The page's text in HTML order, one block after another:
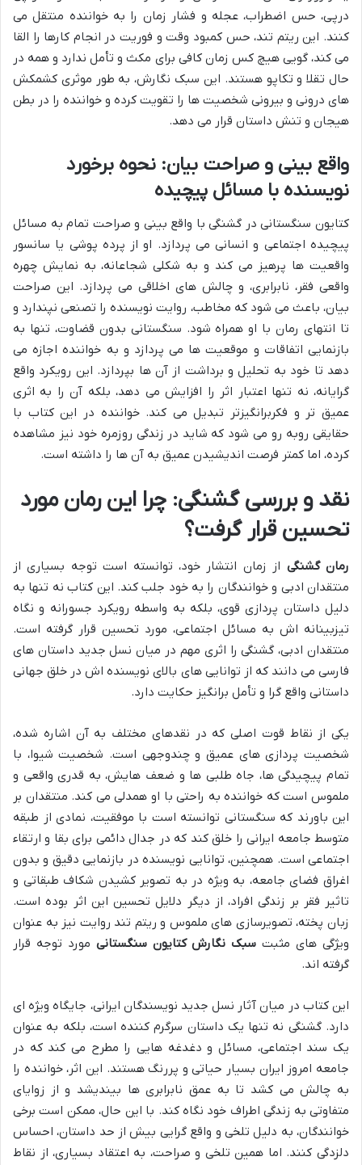
درپی، حس اضطراب، عجله و فشار زمان را به خواننده منتقل می
کنند. این ریتم تند، حس کمبود وقت و فوریت در انجام کارها را القا
می کند، گویی هیچ کس زمان کافی برای مکث و تأمل ندارد و همه در
حال تقلا و تکاپو هستند. این سبک نگارش، به طور موثری کشمکش
های درونی و بیرونی شخصیت ها را تقویت کرده و خواننده را در بطن
هیجان و تنش داستان قرار می دهد.
واقع بینی و صراحت بیان: نحوه برخورد
نویسنده با مسائل پیچیده
کتایون سنگستانی در گشنگی با واقع بینی و صراحت تمام به مسائل
پیچیده اجتماعی و انسانی می پردازد. او از پرده پوشی یا سانسور
واقعیت ها پرهیز می کند و به شکلی شجاعانه، به نمایش چهره
واقعی فقر، نابرابری، و چالش های اخلاقی می پردازد. این صراحت
بیان، باعث می شود که مخاطب، روایت نویسنده را تصنعی نپندارد و
تا انتهای رمان با او همراه شود. سنگستانی بدون قضاوت، تنها به
بازنمایی اتفاقات و موقعیت ها می پردازد و به خواننده اجازه می
دهد تا خود به تحلیل و برداشت از آن ها بپردازد. این رویکرد واقع
گرایانه، نه تنها اعتبار اثر را افزایش می دهد، بلکه آن را به اثری
عمیق تر و فکربرانگیزتر تبدیل می کند. خواننده در این کتاب با
حقایقی روبه رو می شود که شاید در زندگی روزمره خود نیز مشاهده
کرده، اما کمتر فرصت اندیشیدن عمیق به آن ها را داشته است.
نقد و بررسی گشنگی: چرا این رمان مورد
تحسین قرار گرفت؟
رمان گشنگی از زمان انتشار خود، توانسته است توجه بسیاری از
منتقدان ادبی و خوانندگان را به خود جلب کند. این کتاب نه تنها به
دلیل داستان پردازی قوی، بلکه به واسطه رویکرد جسورانه و نگاه
تیزبینانه اش به مسائل اجتماعی، مورد تحسین قرار گرفته است.
منتقدان ادبی، گشنگی را اثری مهم در میان نسل جدید داستان های
فارسی می دانند که از توانایی های بالای نویسنده اش در خلق جهانی
داستانی واقع گرا و تأمل برانگیز حکایت دارد.
یکی از نقاط قوت اصلی که در نقدهای مختلف به آن اشاره شده،
شخصیت پردازی های عمیق و چندوجهی است. شخصیت شیوا، با
تمام پیچیدگی ها، جاه طلبی ها و ضعف هایش، به قدری واقعی و
ملموس است که خواننده به راحتی با او همدلی می کند. منتقدان بر
این باورند که سنگستانی توانسته است با موفقیت، نمادی از طبقه
متوسط جامعه ایرانی را خلق کند که در جدال دائمی برای بقا و ارتقاء
اجتماعی است. همچنین، توانایی نویسنده در بازنمایی دقیق و بدون
اغراق فضای جامعه، به ویژه در به تصویر کشیدن شکاف طبقاتی و
تاثیر فقر بر زندگی افراد، از دیگر دلایل تحسین این اثر بوده است.
زبان پخته، تصویرسازی های ملموس و ریتم تند روایت نیز به عنوان
ویژگی های مثبت سبک نگارش کتایون سنگستانی مورد توجه قرار
گرفته اند.
این کتاب در میان آثار نسل جدید نویسندگان ایرانی، جایگاه ویژه ای
دارد. گشنگی نه تنها یک داستان سرگرم کننده است، بلکه به عنوان
یک سند اجتماعی، مسائل و دغدغه هایی را مطرح می کند که در
جامعه امروز ایران بسیار حیاتی و پررنگ هستند. این اثر، خواننده را
به چالش می کشد تا به عمق نابرابری ها بیندیشد و از زوایای
متفاوتی به زندگی اطراف خود نگاه کند. با این حال، ممکن است برخی
خوانندگان، به دلیل تلخی و واقع گرایی بیش از حد داستان، احساس
دلزدگی کنند. اما همین تلخی و صراحت، به اعتقاد بسیاری، از نقاط